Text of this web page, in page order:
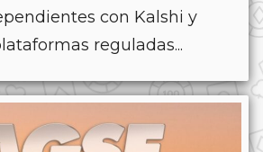
con Kalshi y
reguladas...